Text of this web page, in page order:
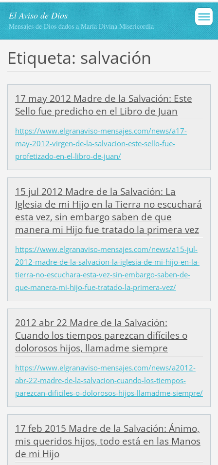
El Aviso de Dios
Mensajes de Dios dados a María Divina Misericordia
Etiqueta: salvación
17 may 2012 Madre de la Salvación: Este
Sello fue predicho en el Libro de Juan
https://www.elgranaviso-mensajes.com/news/a17-
may-2012-virgen-de-la-salvacion-este-sello-fue-
profetizado-en-el-libro-de-juan/
15 jul 2012 Madre de la Salvación: La
Iglesia de mi Hijo en la Tierra no escuchará
esta vez, sin embargo saben de que
manera mi Hijo fue tratado la primera vez
https://www.elgranaviso-mensajes.com/news/a15-jul-
2012-madre-de-la-salvacion-la-iglesia-de-mi-hijo-en-la-
tierra-no-escuchara-esta-vez-sin-embargo-saben-de-
que-manera-mi-hijo-fue-tratado-la-primera-vez/
2012 abr 22 Madre de la Salvación:
Cuando los tiempos parezcan difíciles o
dolorosos hijos, llamadme siempre
https://www.elgranaviso-mensajes.com/news/a2012-
abr-22-madre-de-la-salvacion-cuando-los-tiempos-
parezcan-dificiles-o-dolorosos-hijos-llamadme-siempre/
17 feb 2015 Madre de la Salvación: Ánimo,
mis queridos hijos, todo está en las Manos
de mi Hijo